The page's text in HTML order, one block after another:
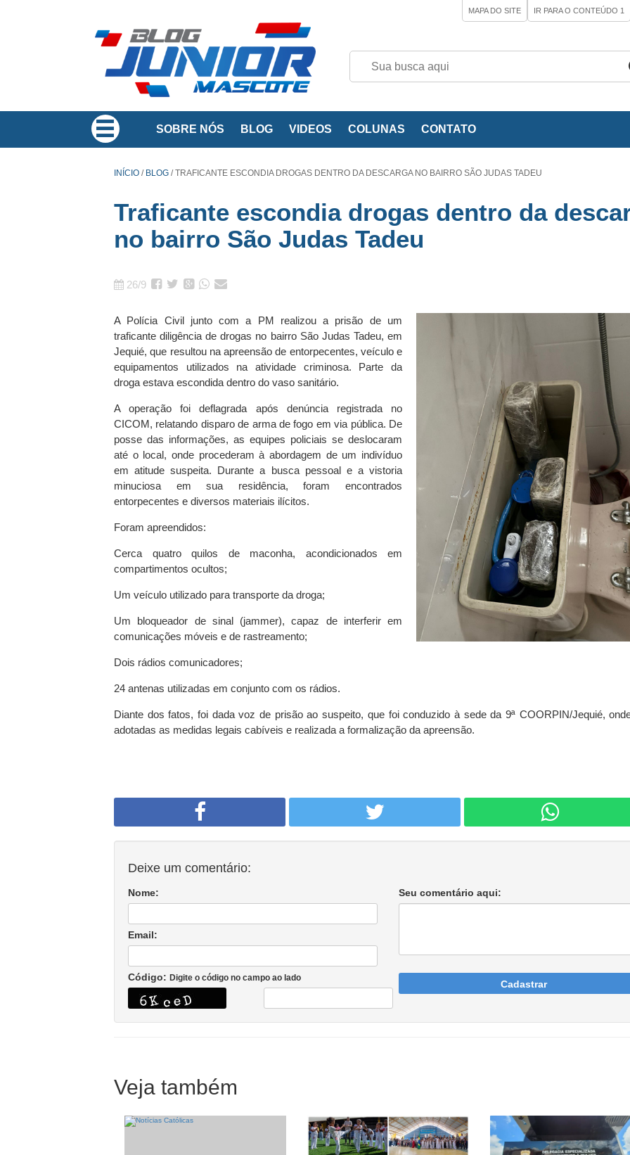
MAPA DO SITE IR PARA O CONTEÚDO 1
SOBRE NÓS BLOG VIDEOS COLUNAS CONTATO
INÍCIO / BLOG /TRAFICANTE ESCONDIA DROGAS DENTRO DA DESCARGA NO BAIRRO SÃO JUDAS TADEU
Traficante escondia drogas dentro da
no bairro São Judas Tadeu
26/9
A Polícia Civil junto com a PM realizou a prisão de um
traficante diligência de drogas no bairro São Judas Tadeu, em
Jequié, que resultou na apreensão de entorpecentes, veículo e
equipamentos utilizados na atividade criminosa. Parte da
droga estava escondida dentro do vaso sanitário.
A operação foi deflagrada após denúncia registrada no
CICOM, relatando disparo de arma de fogo em via pública. De
posse das informações, as equipes policiais se deslocaram
até o local, onde procederam à abordagem de um indivíduo
em atitude suspeita. Durante a busca pessoal e a vistoria
minuciosa em sua residência, foram encontrados
entorpecentes e diversos materiais ilícitos.
Foram apreendidos:
Cerca quatro quilos de maconha, acondicionados em
compartimentos ocultos;
Um veículo utilizado para transporte da droga;
Um bloqueador de sinal (jammer), capaz de interferir em
comunicações móveis e de rastreamento;
Dois rádios comunicadores;
24 antenas utilizadas em conjunto com os rádios.
Diante dos fatos, foi dada voz de prisão ao suspeito, que foi conduzido à sede da 9ª COORPIN/Jequié,
adotadas as medidas legais cabíveis e realizada a formalização da apreensão.
Deixe um comentário:
Nome:
Email:
Código: Digite o código no campo ao lado
Seu comentário aqui:
Cadastrar
Veja também